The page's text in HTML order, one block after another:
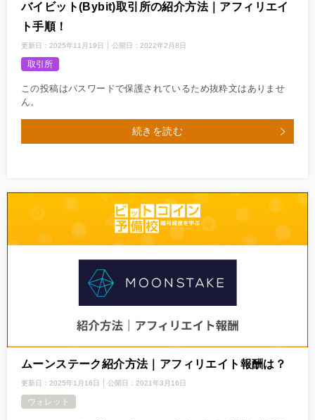
バイビット(Bybit)取引所の紹介方法｜アフィリエイ
ト手順！
更新日： 2025年11月19日 公開日： 2022年2月8日
取引所
この投稿はパスワードで保護されているため抜粋文はありませ
ん。
続きを読む
ムーンステーク紹介方法｜アフィリエイト報酬は？
更新日： 2025年1月16日 公開日： 2021年3月16日
ウォレット